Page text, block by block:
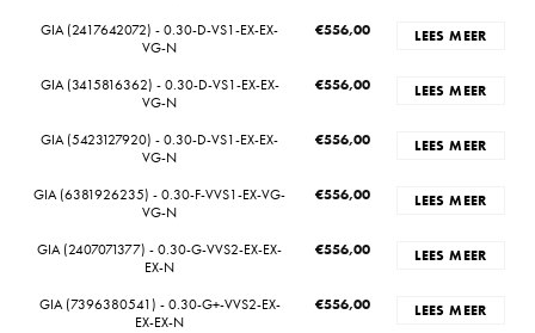
GIA (2417642072) - 0.30-D-VS1-EX-EX-
VG-N
€556,00 LEES MEER
GIA (3415816362) - 0.30-D-VS1-EX-EX-
VG-N
€556,00 LEES MEER
GIA (5423127920) - 0.30-D-VS1-EX-EX-
VG-N
€556,00 LEES MEER
GIA (6381926235) - 0.30-F-VVS1-EX-VG-
VG-N
€556,00 LEES MEER
GIA (2407071377) - 0.30-G-VVS2-EX-EX-
EX-N
€556,00 LEES MEER
GIA (7396380541) - 0.30-G+-VVS2-EX-
EX-EX-N
€556,00 LEES MEER